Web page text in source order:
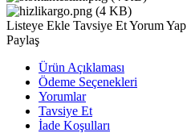
Listeye Ekle Tavsiye EtYorum Yap
Paylaş
Ürün Açıklaması
Ödeme Seçenekleri
Yorumlar
Tavsiye Et
İade Koşulları